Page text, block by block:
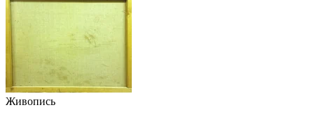
Живопись